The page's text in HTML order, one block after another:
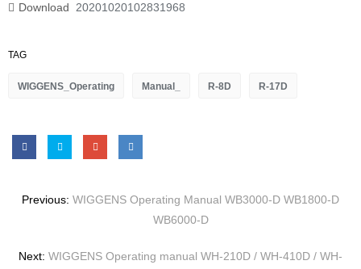
Download 20201020102831968
TAG
WIGGENS_Operating Manual_ R-8D R-17D
Previous: WIGGENS Operating Manual WB3000-D WB1800-D
WB6000-D
Next: WIGGENS Operating manual WH-210D / WH-410D / WH-